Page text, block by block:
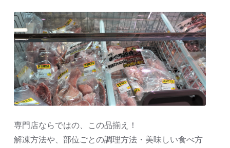
専門店ならではの、この品揃え！
解凍方法や、部位ごとの調理方法・美味しい食べ方